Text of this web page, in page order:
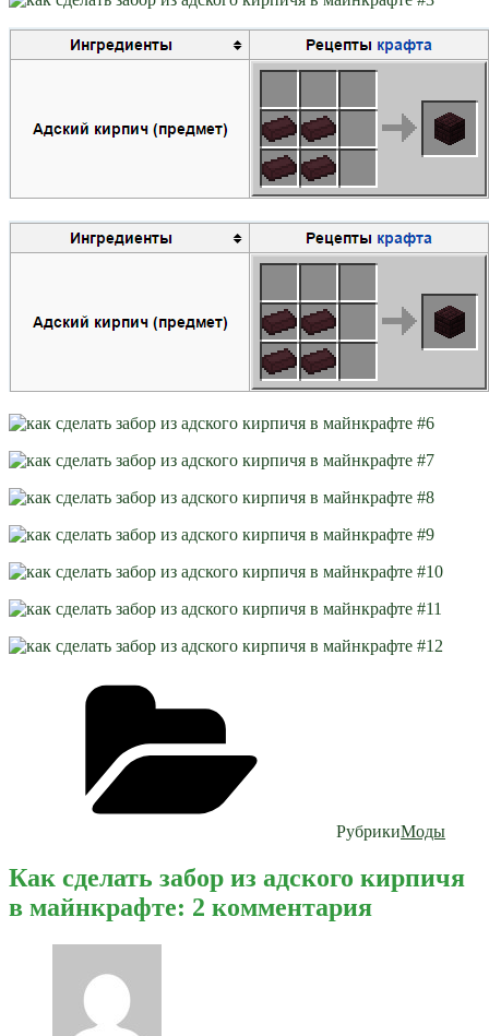
РубрикиМоды
Как сделать забор из адского кирпичя
в майнкрафте: 2 комментария